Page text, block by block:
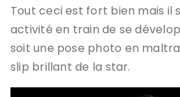
Tout ceci est fort bien mais il
activité en train de se
soit une pose photo en
slip brillant de la star.